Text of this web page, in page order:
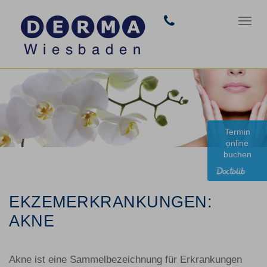
Termin
online
buchen
EKZEMERKRANKUNGEN:
AKNE
Akne ist eine Sammelbezeichnung für Erkrankungen